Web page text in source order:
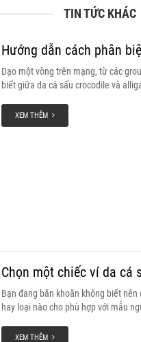
TIN TỨC KHÁC
Hướng dẫn cách phân
Dạo một vòng trên mạng, từ các
biết giữa da cá sấu crocodile và
cũng như cấu trúc vảy da, do đó
da làm từ Alligator và đâu là da
XEM THÊM
Chọn một chiếc ví da cá
Bạn đang băn khoăn không biết
hay loại nào cho phù hợp với mẫu
XEM THÊM